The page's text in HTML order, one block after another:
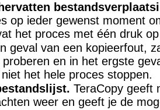
op ieder gewenst moment
het proces met één druk
geval van een kopieerfout,
en in het ergste
het hele proces stoppen.
TeraCopy geeft
weer en geeft je de